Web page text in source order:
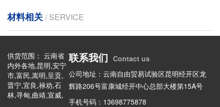
材料相关 / SERVICE
供货范围： 云南省
内外各地,昆明,安宁
市,富民,嵩明,呈贡,
晋宁,宜良,禄劝,石
林,寻甸,曲靖,宣威,
联系我们 Contact us
公司地址：云南自由贸易试验区昆明经开区龙
辉路206号富康城经开中心总部大楼第15A号
手机号码：13698775878